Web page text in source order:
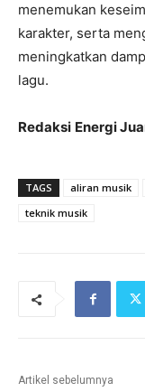
menemukan
karakter, serta
meningkatkan
lagu.
Redaksi Energi
TAGS aliran musik
teknik musik
Artikel sebelumnya